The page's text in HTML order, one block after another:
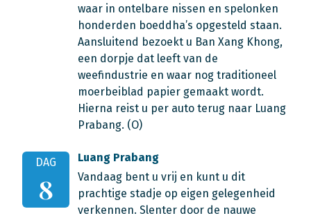
waar in ontelbare nissen en spelonken
honderden boeddha’s opgesteld staan.
Aansluitend bezoekt u Ban Xang Khong,
een dorpje dat leeft van de
weefindustrie en waar nog traditioneel
moerbeiblad papier gemaakt wordt.
Hierna reist u per auto terug naar Luang
Prabang. (O)
DAG
8
Luang Prabang
Vandaag bent u vrij en kunt u dit
prachtige stadje op eigen gelegenheid
verkennen. Slenter door de nauwe